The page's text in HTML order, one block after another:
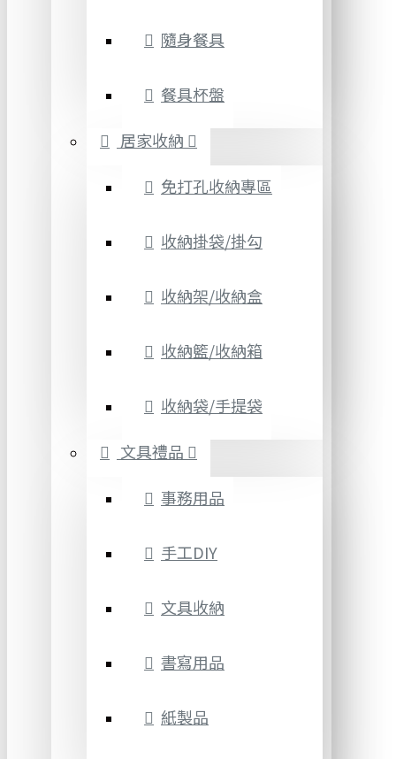
隨身餐具
餐具杯盤
居家收納
免打孔收納專區
收納掛袋/掛勾
收納架/收納盒
收納籃/收納箱
收納袋/手提袋
文具禮品
事務用品
手工DIY
文具收納
書寫用品
紙製品